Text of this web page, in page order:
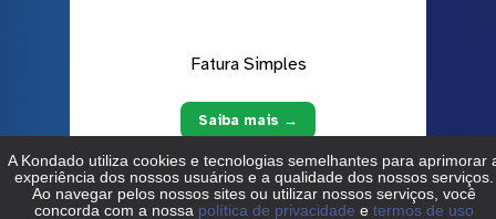
Fatura Simples
Saiba mais →